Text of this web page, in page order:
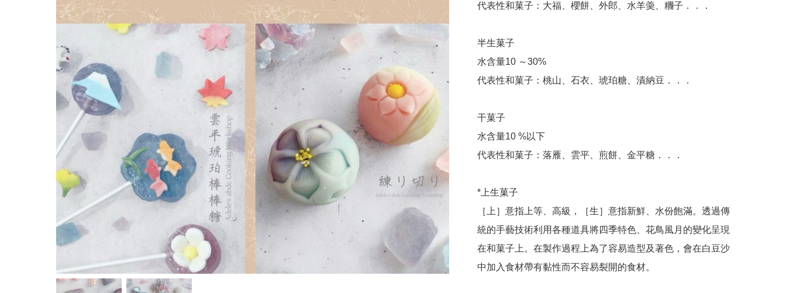
代表性和菓子：大福、櫻餅、外郎、水羊羮、糰子．．．
半生菓子
水含量10 ～30%
代表性和菓子：桃山、石衣、琥珀糖、漬納豆．．．
干菓子
水含量10 %以下
代表性和菓子：落雁、雲平、煎餅、金平糖．．．
*上生菓子
［上］意指上等、高級，［生］意指新鮮、水份飽滿。透過傳
統的手藝技術利用各種道具將四季特色、花鳥風月的變化呈現
在和菓子上。在製作過程上為了容易造型及著色，會在白豆沙
中加入食材帶有黏性而不容易裂開的食材。